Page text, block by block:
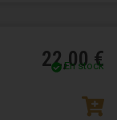
22,00€
En stock